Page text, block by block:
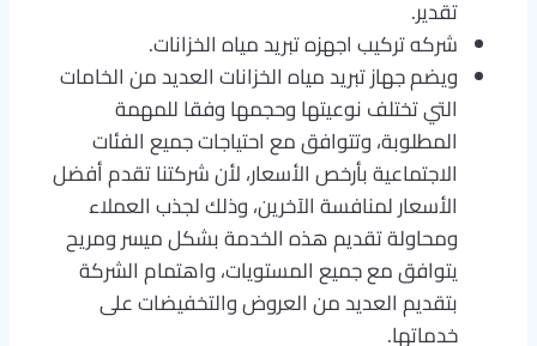
تقدير.
شركه تركيب اجهزه تبريد مياه الخزانات.
ويضم جهاز تبريد مياه الخزانات العديد من الخامات
التي تختلف نوعيتها وحجمها وفقا للمهمة
المطلوبة، وتتوافق مع احتياجات جميع الفئات
الاجتماعية بأرخص الأسعار، لأن شركتنا تقدم أفضل
الأسعار لمنافسة الآخرين، وذلك لجذب العملاء
ومحاولة تقديم هذه الخدمة بشكل ميسر ومريح
يتوافق مع جميع المستويات، واهتمام الشركة
بتقديم العديد من العروض والتخفيضات على
خدماتها.